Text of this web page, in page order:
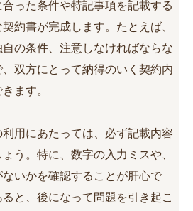
った条件や特記事項を記載する
約書が完成します。たとえば、
の条件、注意しなければならな
双方にとって納得のいく契約内
ます。
用にあたっては、必ず記載内容
う。特に、数字の入力ミスや、
いかを確認することが肝心で
と、後になって問題を引き起こ